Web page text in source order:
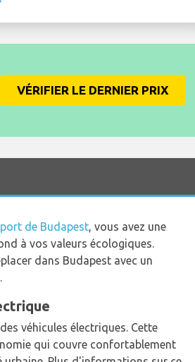
VÉRIFIER LE DERNIER PRIX
de Budapest, vous avez une
à vos valeurs écologiques.
dans Budapest avec un
véhicules électriques. Cette
qui couvre confortablement